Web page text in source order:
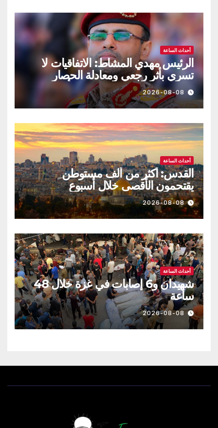
أحداث الساعة
الرئيس مهدي المشاط: الاتفاقيات لا
تسري بأثر رجعي ومعادلة الحصار
بالحصار مستمرة حتى تحقق أهدافها
2026-08-08
أحداث الساعة
القدس: أكثر من ألف مستوطن
يقتحمون الأقصى خلال أسبوع
2026-08-08
أحداث الساعة
شهيدان و6 إصابات في غزة خلال 48
ساعة
2026-08-08